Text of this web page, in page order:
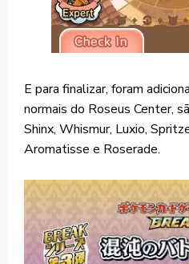
E para finalizar, foram
normais do Roseus Center,
Shinx, Whismur, Luxio,
Aromatisse e Roserade.